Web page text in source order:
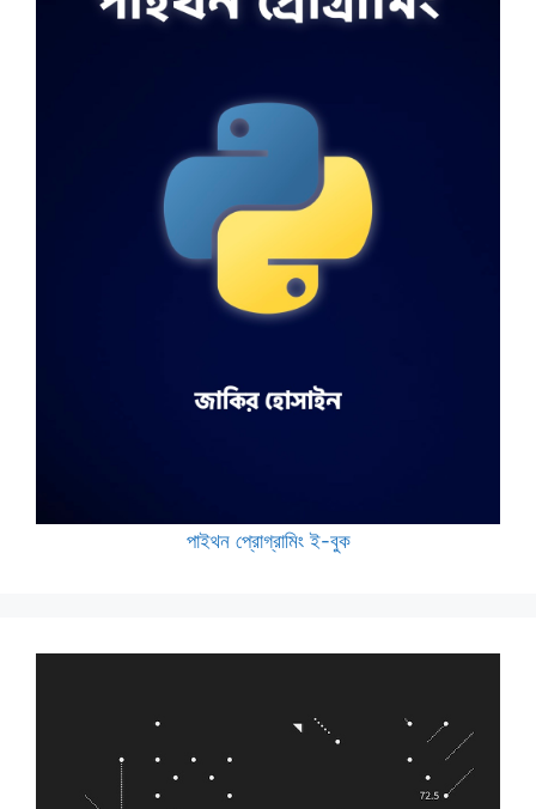
পাইথন প্রোগ্রামিং ই-বুক